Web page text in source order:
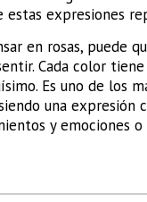
estas expresiones
en rosas, puede
Cada color
Es uno de los
una expresión
y emociones o